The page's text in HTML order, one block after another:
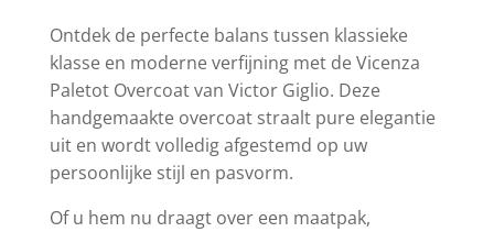
Ontdek de perfecte balans tussen klassieke
klasse en moderne verfijning met de Vicenza
Paletot Overcoat van Victor Giglio. Deze
handgemaakte overcoat straalt pure elegantie
uit en wordt volledig afgestemd op uw
persoonlijke stijl en pasvorm.
Of u hem nu draagt over een maatpak,